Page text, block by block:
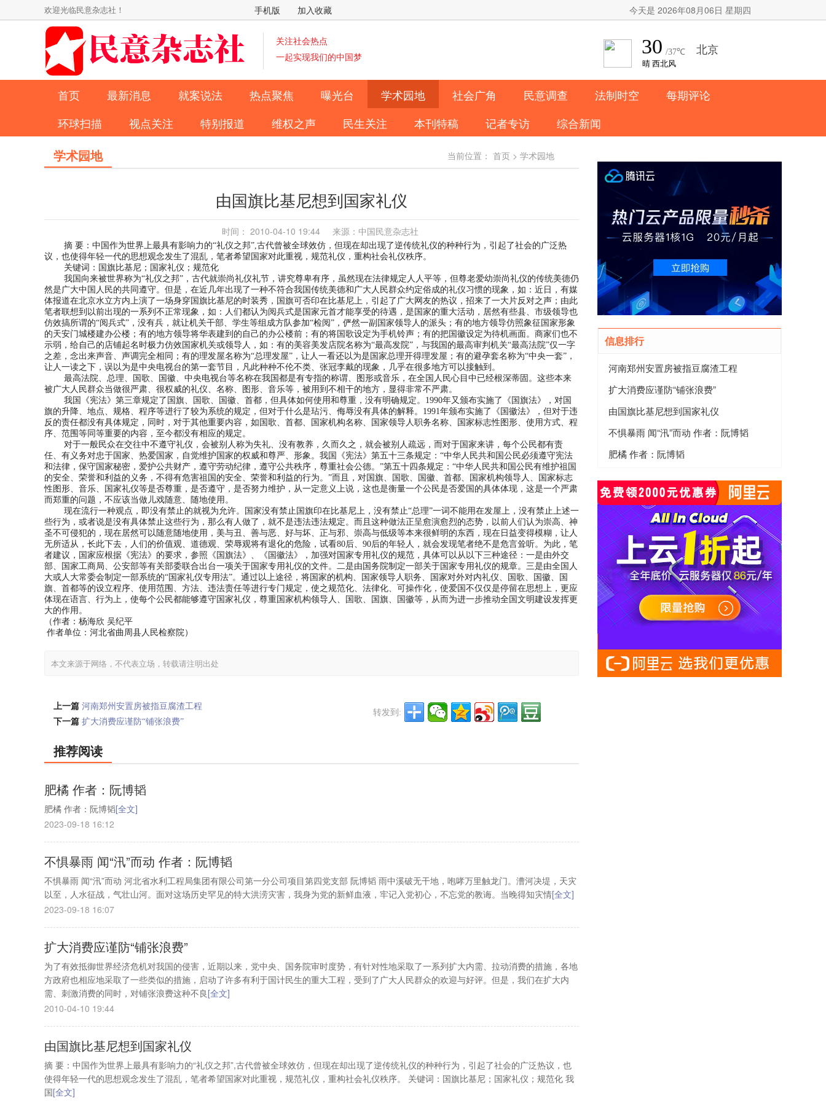
欢迎光临民意杂志社！ 手机版 加入收藏 今天是 2026年08月06日 星期四
关注社会热点
一起实现我们的中国梦
首页 最新消息 就案说法 热点聚焦 曝光台 学术园地 社会广角 民意调查 法制时空
每期评论
环球扫描
视点关注 特别报道 维权之声 民生关注 本刊特稿 记者专访 综合新闻
学术园地 当前位置： 首页 > 学术园地
由国旗比基尼想到国家礼仪
时间： 2010-04-10 19:44 来源：中国民意杂志社
摘 要：中国作为世界上最具有影响力的“礼仪之邦”,古代曾被全球效仿，但现在却出现了逆传统礼仪的种种行为，引起了社会的广泛热
议，也使得年轻一代的思想观念发生了混乱，笔者希望国家对此重视，规范礼仪，重构社会礼仪秩序。
关键词：国旗比基尼；国家礼仪；规范化
我国向来被世界称为“礼仪之邦”，古代就崇尚礼仪礼节，讲究尊卑有序，虽然现在法律规定人人平等，但尊老爱幼崇尚礼仪的传统美德仍
然是广大中国人民的共同遵守。但是，在近几年出现了一种不符合我国传统美德和广大人民群众约定俗成的礼仪习惯的现象，如：近日，有媒
体报道在北京水立方内上演了一场身穿国旗比基尼的时装秀，国旗可否印在比基尼上，引起了广大网友的热议，招来了一大片反对之声；由此
笔者联想到以前出现的一系列不正常现象，如：人们都认为阅兵式是国家元首才能享受的待遇，是国家的重大活动，居然有些县、市级领导也
仿效搞所谓的“阅兵式”，没有兵，就让机关干部、学生等组成方队参加“检阅”，俨然一副国家领导人的派头；有的地方领导仿照象征国家形象
的天安门城楼建办公楼；有的地方领导将华表建到的自己的办公楼前；有的将国歌设定为手机铃声；有的把国徽设定为待机画面。商家们也不
示弱，给自己的店铺起名时极力仿效国家机关或领导人，如：有的美容美发店院名称为“最高发院”，与我国的最高审判机关“最高法院”仅一字
之差，念出来声音、声调完全相同；有的理发屋名称为“总理发屋”，让人一看还以为是国家总理开得理发屋；有的避孕套名称为“中央一套”，
让人一读之下，误以为是中央电视台的第一套节目，凡此种种不伦不类、张冠李戴的现象，几乎在很多地方可以接触到。
最高法院、总理、国歌、国徽、中央电视台等名称在我国都是有专指的称谓、图形或音乐，在全国人民心目中已经根深蒂固。这些本来
被广大人民群众当做很严肃、很权威的礼仪、名称、图形、音乐等，被用到不相干的地方，显得非常不严肃。
我国《宪法》第三章规定了国旗、国歌、国徽、首都，但具体如何使用和尊重，没有明确规定。1990年又颁布实施了《国旗法》，对国
旗的升降、地点、规格、程序等进行了较为系统的规定，但对于什么是玷污、侮辱没有具体的解释。1991年颁布实施了《国徽法》，但对于违
反的责任都没有具体规定，同时，对于其他重要内容，如国歌、首都、国家机构名称、国家领导人职务名称、国家标志性图形、使用方式、程
序、范围等同等重要的内容，至今都没有相应的规定。
对于一般民众在交往中不遵守礼仪，会被别人称为失礼、没有教养，久而久之，就会被别人疏远，而对于国家来讲，每个公民都有责
任、有义务对忠于国家、热爱国家，自觉维护国家的权威和尊严、形象。我国《宪法》第五十三条规定：“中华人民共和国公民必须遵守宪法
和法律，保守国家秘密，爱护公共财产，遵守劳动纪律，遵守公共秩序，尊重社会公德。”第五十四条规定：“中华人民共和国公民有维护祖国
的安全、荣誉和利益的义务，不得有危害祖国的安全、荣誉和利益的行为。”而且，对国旗、国歌、国徽、首都、国家机构领导人、国家标志
性图形、音乐、国家礼仪等是否尊重，是否遵守，是否努力维护，从一定意义上说，这也是衡量一个公民是否爱国的具体体现，这是一个严肃
而郑重的问题，不应该当做儿戏随意、随地使用。
现在流行一种观点，即没有禁止的就视为允许。国家没有禁止国旗印在比基尼上，没有禁止“总理”一词不能用在发屋上，没有禁止上述一
些行为，或者说是没有具体禁止这些行为，那么有人做了，就不是违法违法规定。而且这种做法正呈愈演愈烈的态势，以前人们认为崇高、神
圣不可侵犯的，现在居然可以随意随地使用，美与丑、善与恶、好与坏、正与邪、崇高与低级等本来很鲜明的东西，现在日益变得模糊，让人
无所适从，长此下去，人们的价值观、道德观、荣辱观将有退化的危险，试看80后、90后的年轻人，就会发现笔者绝不是危言耸听。为此，笔
者建议，国家应根据《宪法》的要求，参照《国旗法》、《国徽法》，加强对国家专用礼仪的规范，具体可以从以下三种途径：一是由外交
部、国家工商局、公安部等有关部委联合出台一项关于国家专用礼仪的文件。二是由国务院制定一部关于国家专用礼仪的规章。三是由全国人
大或人大常委会制定一部系统的“国家礼仪专用法”。通过以上途径，将国家的机构、国家领导人职务、国家对外对内礼仪、国歌、国徽、国
旗、首都等的设立程序、使用范围、方法、违法责任等进行专门规定，使之规范化、法律化、可操作化，使爱国不仅仅是停留在思想上，更应
体现在语言、行为上，使每个公民都能够遵守国家礼仪，尊重国家机构领导人、国歌、国旗、国徽等，从而为进一步推动全国文明建设发挥更
大的作用。
（作者：杨海欣 吴纪平
作者单位：河北省曲周县人民检察院）
本文来源于网络，不代表立场，转载请注明出处
上一篇 河南郑州安置房被指豆腐渣工程
下一篇 扩大消费应谨防“铺张浪费”
转发到:
推荐阅读
肥橘 作者：阮博韬
肥橘 作者：阮博韬[全文]
2023-09-18 16:12
不惧暴雨 闻“汛”而动 作者：阮博韬
不惧暴雨 闻“汛”而动 河北省水利工程局集团有限公司第一分公司项目第四党支部 阮博韬 雨中溪破无干地，咆哮万里触龙门。漕河决堤，天灾
以至，人水征战，气壮山河。面对这场历史罕见的特大洪涝灾害，我身为党的新鲜血液，牢记入党初心，不忘党的教诲。当晚得知灾情[全文]
2023-09-18 16:07
扩大消费应谨防“铺张浪费”
为了有效抵御世界经济危机对我国的侵害，近期以来，党中央、国务院审时度势，有针对性地采取了一系列扩大内需、拉动消费的措施，各地
方政府也相应地采取了一些类似的措施，启动了许多有利于国计民生的重大工程，受到了广大人民群众的欢迎与好评。但是，我们在扩大内
需、刺激消费的同时，对铺张浪费这种不良[全文]
2010-04-10 19:44
由国旗比基尼想到国家礼仪
摘 要：中国作为世界上最具有影响力的“礼仪之邦”,古代曾被全球效仿，但现在却出现了逆传统礼仪的种种行为，引起了社会的广泛热议，也
使得年轻一代的思想观念发生了混乱，笔者希望国家对此重视，规范礼仪，重构社会礼仪秩序。 关键词：国旗比基尼；国家礼仪；规范化 我
国[全文]
信息排行
河南郑州安置房被指豆腐渣工程
扩大消费应谨防“铺张浪费”
由国旗比基尼想到国家礼仪
不惧暴雨 闻“汛”而动 作者：阮博韬
肥橘 作者：阮博韬